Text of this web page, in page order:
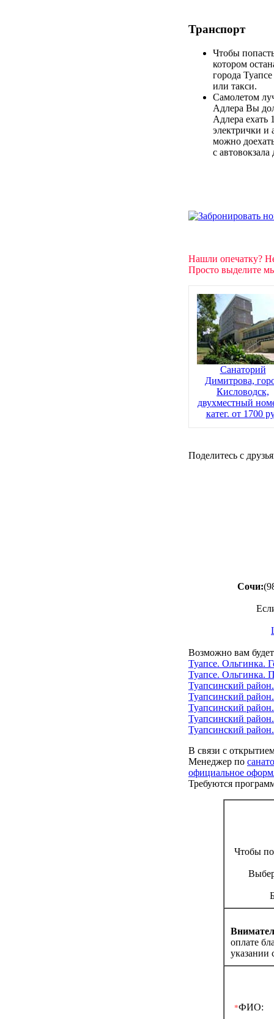
Транспорт
Чтобы
котором
города
или такси.
Самолетом
Адлера Вы
Адлера ехать
электрички и
можно
с
Нашли опечатку?
Просто выделите
Санаторий
Димитрова,
Кисловодск,
двухместный
катег. от 1700
Поделитесь с
Сочи:
Возможно вам
Туапсе. Ольгинка.
Туапсе. Ольгинка.
Туапсинский
Туапсинский
Туапсинский
Туапсинский
Туапсинский
В связи с
Менеджер по
официальное
Требуются
Чтобы
оплате
указании
*ФИО: